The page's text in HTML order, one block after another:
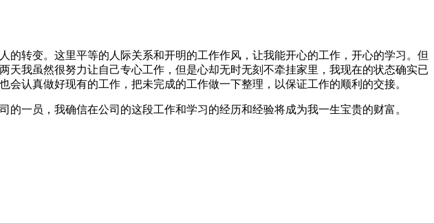
转变。这里平等的人际关系和开明的工作作风，让我能开心的工作，开心的学习。但
我虽然很努力让自己专心工作，但是心却无时无刻不牵挂家里，我现在的状态确实已
认真做好现有的工作，把未完成的工作做一下整理，以保证工作的顺利的交接。
一员，我确信在公司的这段工作和学习的经历和经验将成为我一生宝贵的财富。